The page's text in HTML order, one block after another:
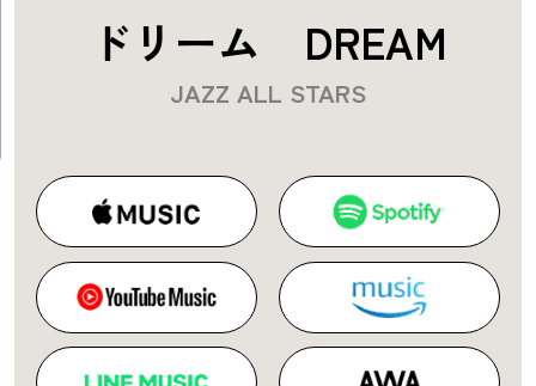
ドリーム DREAM
JAZZ ALL STARS